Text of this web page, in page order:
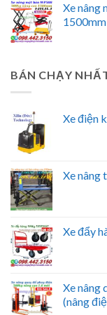
Xe nâng
1500mm
BÁN CHẠY
Xe điện
Xe nâng
Xe đẩy
Xe nâng
(nâng